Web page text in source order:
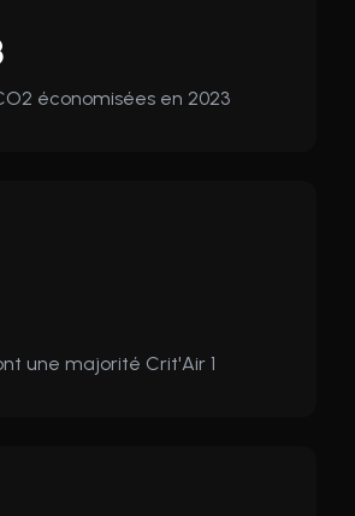
économisées en 2023
une majorité Crit'Air 1